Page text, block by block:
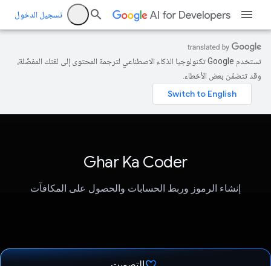
تسجيل الدخول
تستخدم Google تكنولوجيا الذكاء الاصطناعي لترجمة المحتوى إلى لغتك المفضّلة،
وقد تتضمّن بعض الأخطاء.
Ghar Ka Coder
إنشاء الرموز وربط الحسابات والحصول على المكافآت